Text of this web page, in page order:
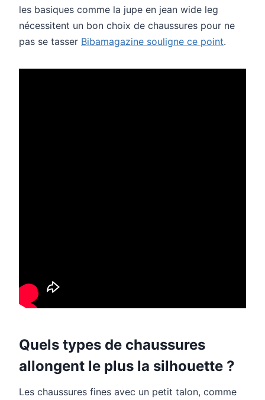
les basiques comme la jupe en jean wide leg
nécessitent un bon choix de chaussures pour ne
pas se tasser Bibamagazine souligne ce point.
Quels types de chaussures
allongent le plus la silhouette ?
Les chaussures fines avec un petit talon, comme